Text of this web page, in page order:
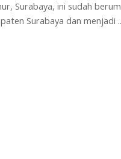
Surabaya, ini sudah
Surabaya dan menjadi